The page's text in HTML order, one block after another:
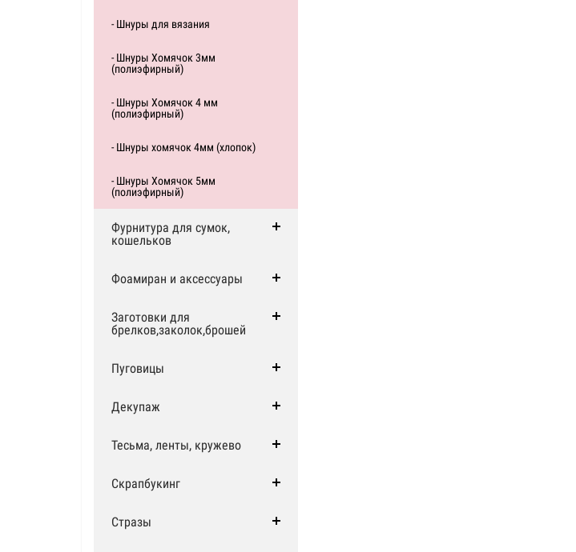
- Шнуры для вязания
- Шнуры Хомячок 3мм
(полиэфирный)
- Шнуры Хомячок 4 мм
(полиэфирный)
- Шнуры хомячок 4мм (хлопок)
- Шнуры Хомячок 5мм
(полиэфирный)
Фурнитура для сумок,
кошельков
Фоамиран и аксессуары
Заготовки для
брелков,заколок,брошей
Пуговицы
Декупаж
Тесьма, ленты, кружево
Скрапбукинг
Стразы